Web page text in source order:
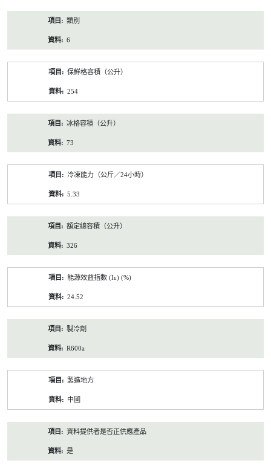
類別
6
保鮮格容積（公升）
254
冰格容積（公升）
73
冷凍能力（公斤／24小時）
5.33
額定總容積（公升）
326
能源效益指數 (Iε) (%)
24.52
製冷劑
R600a
製造地方
中國
資料提供者是否正供應產品
是